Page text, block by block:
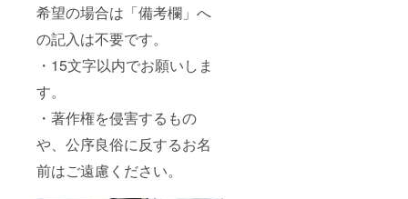
希望の場合は「備考欄」へ
の記入は不要です。
・15文字以内でお願いしま
す。
・著作権を侵害するもの
や、公序良俗に反するお名
前はご遠慮ください。